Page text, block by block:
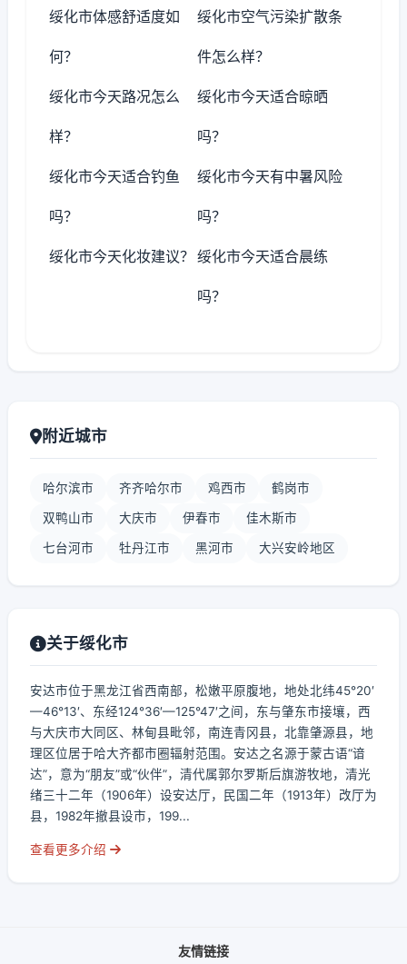
绥化市体感舒适度如
何？
绥化市空气污染扩散条
件怎么样？
绥化市今天路况怎么
样？
绥化市今天适合晾晒
吗？
绥化市今天适合钓鱼
吗？
绥化市今天有中暑风险
吗？
绥化市今天化妆建议？ 绥化市今天适合晨练
吗？
附近城市
哈尔滨市 齐齐哈尔市 鸡西市 鹤岗市
双鸭山市 大庆市 伊春市 佳木斯市
七台河市 牡丹江市 黑河市 大兴安岭地区
关于绥化市
安达市位于黑龙江省西南部，松嫩平原腹地，地处北纬45°20′
—46°13′、东经124°36′—125°47′之间，东与肇东市接壤，西
与大庆市大同区、林甸县毗邻，南连青冈县，北靠肇源县，地
理区位居于哈大齐都市圈辐射范围。安达之名源于蒙古语“谙
达”，意为“朋友”或“伙伴”，清代属郭尔罗斯后旗游牧地，清光
绪三十二年（1906年）设安达厅，民国二年（1913年）改厅为
县，1982年撤县设市，199...
查看更多介绍
友情链接